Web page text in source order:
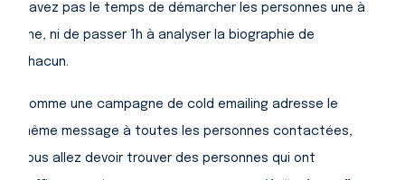
n’avez pas le temps de démarcher les personnes une à
une, ni de passer 1h à analyser la biographie de
chacun.
Comme une campagne de cold emailing adresse le
même message à toutes les personnes contactées,
vous allez devoir trouver des personnes qui ont